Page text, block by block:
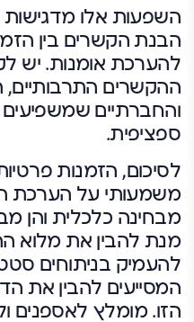
השפעות אלו
הבנת הקשרים בין
להערכת אומנות. יש
ההקשרים התרבותיים,
והחברתיים
ספציפית.
לסיכום, הזמנות
משמעותי על הערכת
מבחינה כלכלית והן
מנת להבין את מלוא
להעמיק בניתוחים
המסייעים להבין את
הזו. מומלץ לאספנים